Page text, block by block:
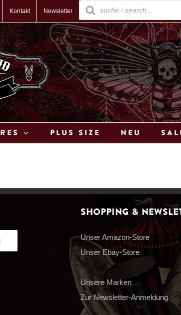
Kontakt Newsletter
Products
search
Plus Size Neu
Shopping &
Unser Amazon-Store
Unser Ebay-Store
Unsere Marken
Zur Newsletter-Anmeldung